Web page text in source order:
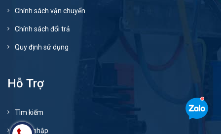
Chính sách vận chuyển
Chính sách đổi trả
Quy định sử dụng
Hỗ Trợ
Tìm kiếm
Đăng nhập